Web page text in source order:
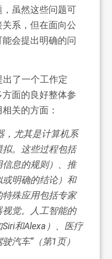
虽然这些问题可
系，但在面向公
会提出明确的问
了一个工作定
面的良好整体参
关的方面：
，尤其是计算机系
。这些过程包括
息的规则）、推
明确的结论）和
殊应用包括专家
觉。人工智能的
和Alexa）、医疗
汽车”（第1页）